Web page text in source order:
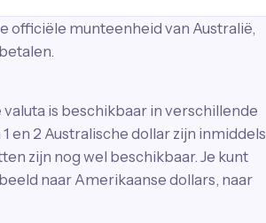
officiële munteenheid van Australië,
is beschikbaar in verschillende
en 2 Australische dollar zijn inmiddels
zijn nog wel beschikbaar. Je kunt
naar Amerikaanse dollars, naar